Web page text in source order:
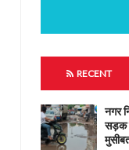
RECENT
नगर
सड़क